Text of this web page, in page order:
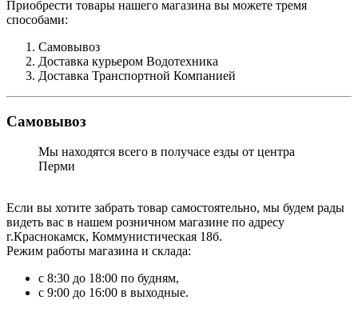
Приобрести товары нашего магазина вы можете тремя
способами:
Самовывоз
Доставка курьером Водотехника
Доставка Транспортной Компанией
Самовывоз
Мы находятся всего в получасе езды от центра
Перми
Если вы хотите забрать товар самостоятельно, мы будем рады
видеть вас в нашем розничном магазине по адресу
г.Краснокамск, Коммунистическая 18б.
Режим работы магазина и склада:
с 8:30 до 18:00 по будням,
с 9:00 до 16:00 в выходные.